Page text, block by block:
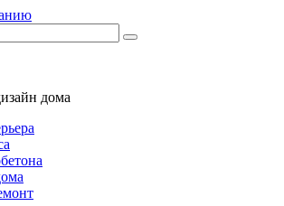
дома